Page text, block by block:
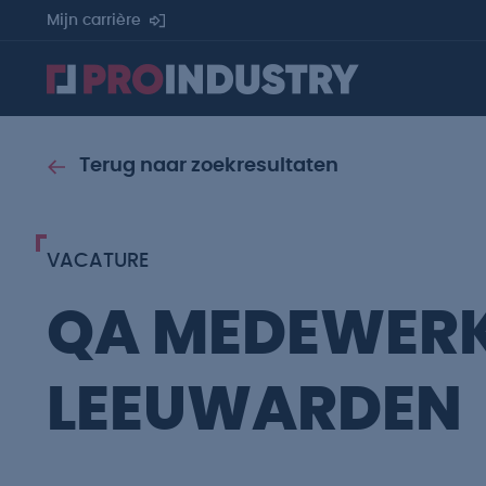
Mijn carrière
Terug naar zoekresultaten
VACATURE
QA
LEEUWARDEN